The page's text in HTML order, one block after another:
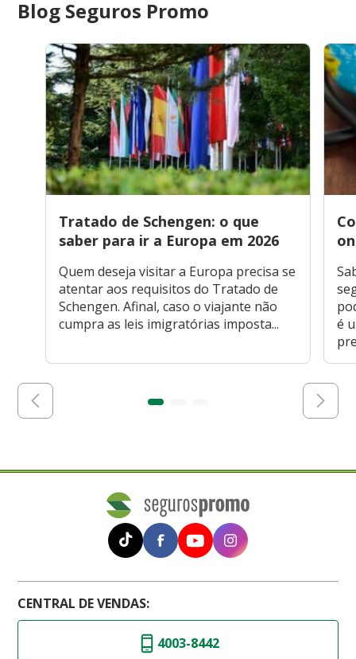
Blog Seguros Promo
Tratado de Schengen: o que
saber para ir a Europa em 2026
Quem deseja visitar a Europa precisa se
atentar aos requisitos do Tratado de
Schengen. Afinal, caso o viajante não
cumpra as leis imigratórias imposta...
é
CENTRAL DE VENDAS:
4003-8442